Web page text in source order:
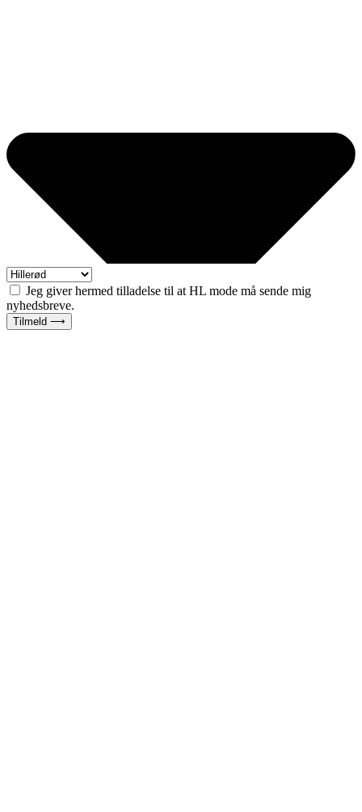
Jeg giver hermed tilladelse til at HL mode må sende mig
nyhedsbreve.
Tilmeld ⟶